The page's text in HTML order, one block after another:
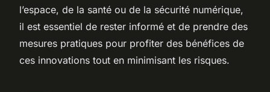
l’espace, de la santé ou de la sécurité numérique,
il est essentiel de rester informé et de prendre des
mesures pratiques pour profiter des bénéfices de
ces innovations tout en minimisant les risques.